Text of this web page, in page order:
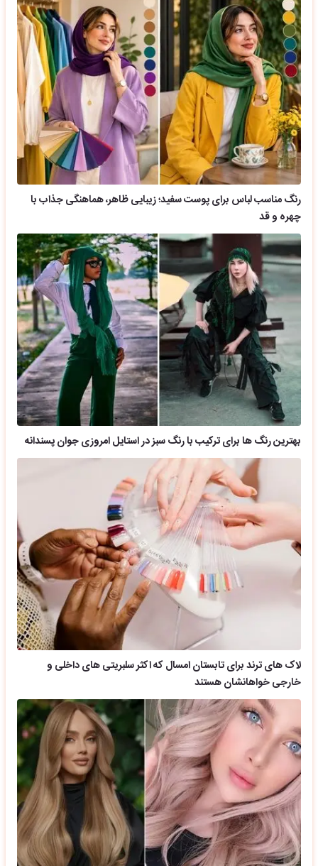
رنگ مناسب لباس برای پوست سفید؛ زیبایی ظاهر، هماهنگی جذاب با
چهره و قد
بهترین رنگ ها برای ترکیب با رنگ سبز در استایل امروزی جوان پسندانه
لاک های ترند برای تابستان امسال که اکثر سلبریتی های داخلی و
خارجی خواهانشان هستند